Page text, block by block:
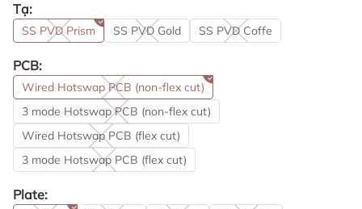
Tạ:
SS PVD Prism SS PVD Gold SS PVD Coffe
PCB:
Wired Hotswap PCB (non-flex cut)
3 mode Hotswap PCB (non-flex cut)
Wired Hotswap PCB (flex cut)
3 mode Hotswap PCB (flex cut)
Plate: